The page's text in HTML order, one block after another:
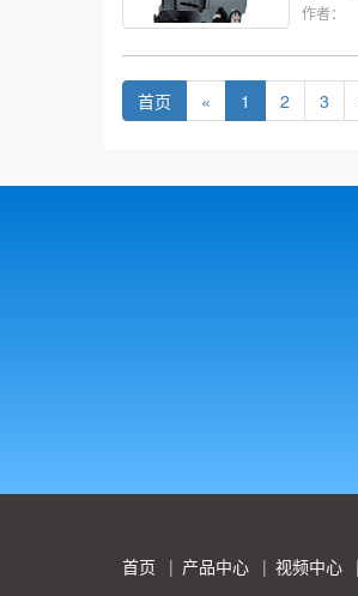
作者：
首页 « 1 2 3
首页 产品中心 视频中心